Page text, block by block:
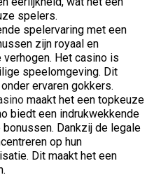
spelers.
spelervaring met een
zijn royaal en
Het casino is
speelomgeving. Dit
ervaren gokkers.
maakt het een topkeuze
biedt een indrukwekkende
Dankzij de legale
op hun
Dit maakt het een